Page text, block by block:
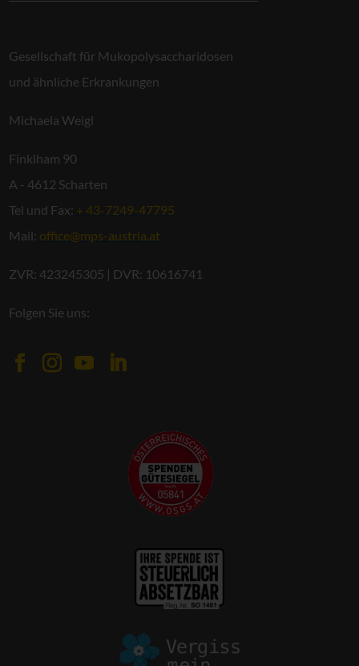
Gesellschaft für Mukopolysaccharidosen
und ähnliche Erkrankungen
Michaela Weigl
Finklham 90
A - 4612 Scharten
Tel und Fax: + 43-7249-47795
Mail: office@mps-austria.at
ZVR: 423245305 | DVR: 10616741
Folgen Sie uns: